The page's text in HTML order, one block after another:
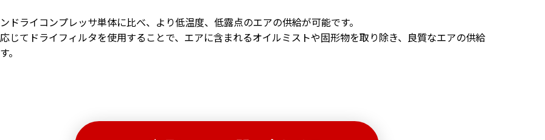
ドライコンプレッサ単体に比べ、より低温度、低露点のエアの供給が可能です。
じてドライフィルタを使用することで、エアに含まれるオイルミストや固形物を取り除き、良質なエアの供給
。